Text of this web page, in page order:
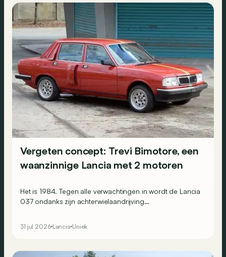
Vergeten concept: Trevi Bimotore, een
waanzinnige Lancia met 2 motoren
Het is 1984. Tegen alle verwachtingen in wordt de Lancia
037 ondanks zijn achterwielaandrijving
vierwielaandrijving over te stappen. Omdat de
een merkwaardige berline: de Trevi Bimotore.
31 jul 2026 Lancia Uniek